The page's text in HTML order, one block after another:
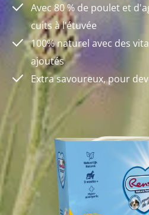
Avec 80 % de poulet et
cuits à l’étuvée
100% naturel avec des
ajoutés
Extra savoureux, pour